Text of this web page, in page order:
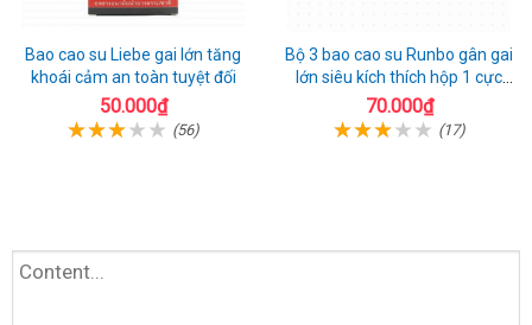
Bao cao su Liebe gai lớn tăng
khoái cảm an toàn tuyệt đối
50.000₫
(56)
Bộ 3 bao cao su Runbo gân gai
lớn siêu kích thích hộp 1 cực
chất
70.000₫
(17)